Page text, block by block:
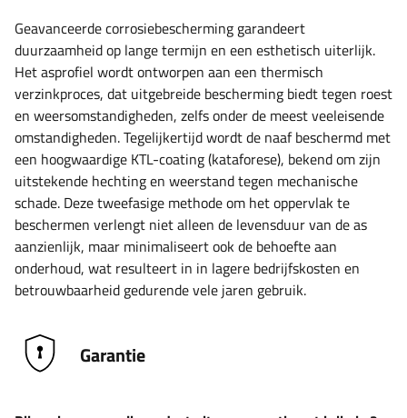
Geavanceerde corrosiebescherming garandeert
duurzaamheid op lange termijn en een esthetisch uiterlijk.
Het asprofiel wordt ontworpen aan een thermisch
verzinkproces, dat uitgebreide bescherming biedt tegen roest
en weersomstandigheden, zelfs onder de meest veeleisende
omstandigheden. Tegelijkertijd wordt de naaf beschermd met
een hoogwaardige KTL-coating (kataforese), bekend om zijn
uitstekende hechting en weerstand tegen mechanische
schade. Deze tweefasige methode om het oppervlak te
beschermen verlengt niet alleen de levensduur van de as
aanzienlijk, maar minimaliseert ook de behoefte aan
onderhoud, wat resulteert in in lagere bedrijfskosten en
betrouwbaarheid gedurende vele jaren gebruik.
Garantie